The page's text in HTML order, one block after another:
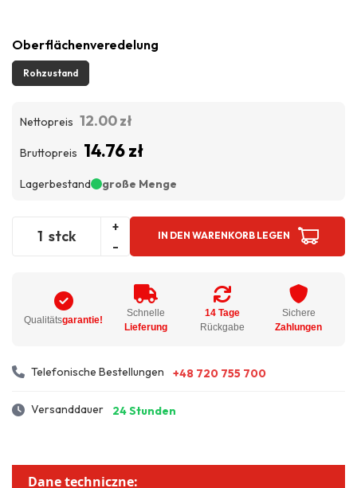
Oberflächenveredelung
Rohzustand
Nettopreis 12.00 zł
Bruttopreis 14.76 zł
Lagerbestand große Menge
stck
+
-
IN DEN WARENKORB LEGEN
Qualitätsgarantie!
Schnelle
Lieferung
14 Tage
Rückgabe
Sichere
Zahlungen
Telefonische Bestellungen +48 720 755 700
Versanddauer 24 Stunden
Dane techniczne: